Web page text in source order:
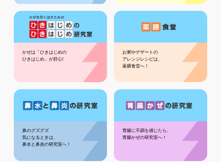
かぜは「ひきはじめの
ひきはじめ」が肝心!
お粥やデザートの
アレンジレシピは、
薬膳食堂へ！
鼻のグズグズ
気になるときは、
鼻水と鼻炎の研究室へ！
胃腸に不調を感じたら、
胃腸かぜの研究室へ！